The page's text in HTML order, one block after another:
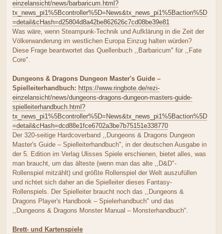
einzelansicht/news/barbaricum.html?
tx_news_pi1%5Bcontroller%5D=News&tx_news_pi1%5Baction%5D
=detail&cHash=d25804d8a42be862626c7cd08be39e81
Was wäre, wenn Steampunk-Technik und Aufklärung in die Zeit der
Völkerwanderung im westlichen Europa Einzug halten würden?
Diese Frage beantwortet das Quellenbuch ,,Barbaricum" für ,,Fate
Core".
Dungeons & Dragons Dungeon Master's Guide –
Spielleiterhandbuch: https://www.ringbote.de/rezi-
einzelansicht/news/dungeons-dragons-dungeon-masters-guide-
spielleiterhandbuch.html?
tx_news_pi1%5Bcontroller%5D=News&tx_news_pi1%5Baction%5D
=detail&cHash=dcd88e1fce6702a3be7b75151e338770
Der 320-seitige Hardcoverband ,,Dungeons & Dragons Dungeon
Master's Guide – Spielleiterhandbuch", in der deutschen Ausgabe in
der 5. Edition im Verlag Ulisses Spiele erschienen, bietet alles, was
man braucht, um das älteste (wenn man das alte ,,D&D"-
Rollenspiel mitzählt) und größte Rollenspiel der Welt auszufüllen
und richtet sich daher an die Spielleiter dieses Fantasy-
Rollenspiels. Der Spielleiter braucht noch das ,,Dungeons &
Dragons Player's Handbook – Spielerhandbuch" und das
,,Dungeons & Dragons Monster Manual – Monsterhandbuch".
Brett- und Kartenspiele